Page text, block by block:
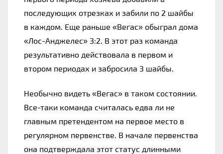
последующих отрезках и забили по 2 шайбы
в каждом. Еще раньше «Вегас» обыграл дома
«Лос-Анджелес» 3:2. В этот раз команда
результативно действовала в первом и
втором периодах и забросила 3 шайбы.
Необычно видеть «Вегас» в таком состоянии.
Все-таки команда считалась едва ли не
главным претендентом на первое место в
регулярном первенстве. В начале первенства
она подтверждала этот статус длинными